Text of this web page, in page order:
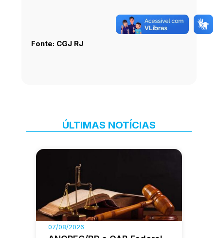
Fonte: CGJ RJ
ÚLTIMAS NOTÍCIAS
07/08/2026